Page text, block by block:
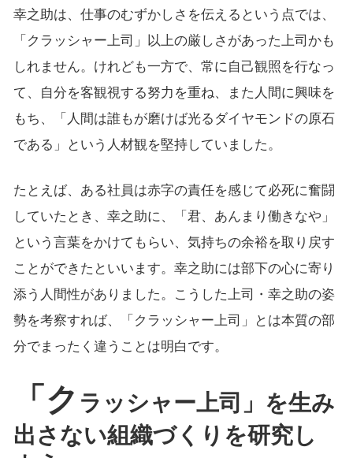
幸之助は、仕事のむずかしさを伝えるという点では、
「クラッシャー上司」以上の厳しさがあった上司かも
しれません。けれども一方で、常に自己観照を行なっ
て、自分を客観視する努力を重ね、また人間に興味を
もち、「人間は誰もが磨けば光るダイヤモンドの原石
である」という人材観を堅持していました。
たとえば、ある社員は赤字の責任を感じて必死に奮闘
していたとき、幸之助に、「君、あんまり働きなや」
という言葉をかけてもらい、気持ちの余裕を取り戻す
ことができたといいます。幸之助には部下の心に寄り
添う人間性がありました。こうした上司・幸之助の姿
勢を考察すれば、「クラッシャー上司」とは本質の部
分でまったく違うことは明白です。
「ク ラッシャー上司」を生み
出さない組織づくりを研究し